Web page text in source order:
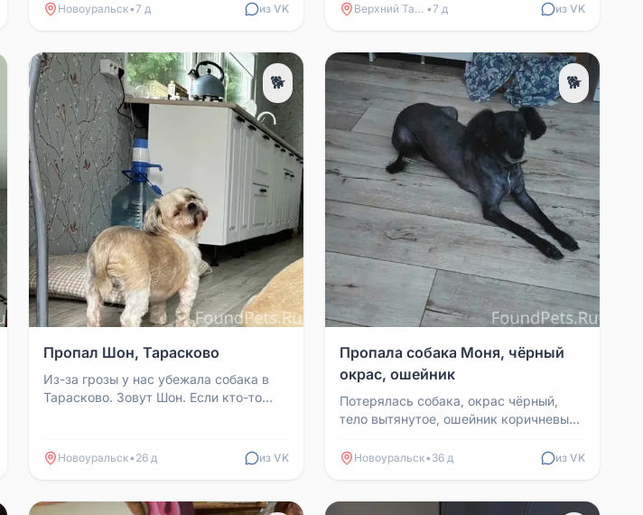
удрала. Собачка не...
Новоуральск•7 д из VK
ошейник. Собаки подрали, кло...
Верхний Тагил •7 д из VK
🐕
Пропал Шон, Тарасково
Из-за грозы у нас убежала собака в
Тарасково. Зовут Шон. Если кто-то
Новоуральск• 26 д из VK
🐕
Пропала собака Моня, чёрный
окрас, ошейник
Потерялась собака, окрас чёрный,
тело вытянутое, ошейник коричневый,
видел, звоните +79089...
Новоуральск• 36 д из VK